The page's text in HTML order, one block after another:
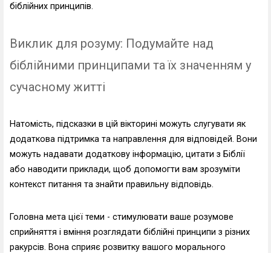
біблійних принципів.
Виклик для розуму: Подумайте над
біблійними принципами та їх значенням у
сучасному житті
Натомість, підсказки в цій вікторині можуть слугувати як
додаткова підтримка та направлення для відповідей. Вони
можуть надавати додаткову інформацію, цитати з Біблії
або наводити приклади, щоб допомогти вам зрозуміти
контекст питання та знайти правильну відповідь.
Головна мета цієї теми - стимулювати ваше розумове
сприйняття і вміння розглядати біблійні принципи з різних
ракурсів. Вона сприяє розвитку вашого морального